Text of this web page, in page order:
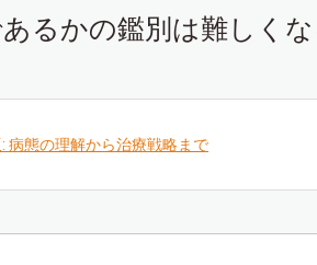
るかの鑑別は難しく
病態の理解から治療戦略まで